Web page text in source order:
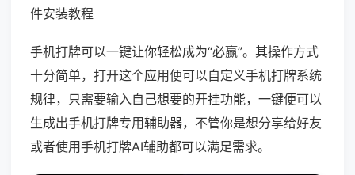
件安装教程
手机打牌可以一键让你轻松成为“必赢”。其操作方式
十分简单，打开这个应用便可以自定义手机打牌系统
规律，只需要输入自己想要的开挂功能，一键便可以
生成出手机打牌专用辅助器，不管你是想分享给好友
或者使用手机打牌AI辅助都可以满足需求。